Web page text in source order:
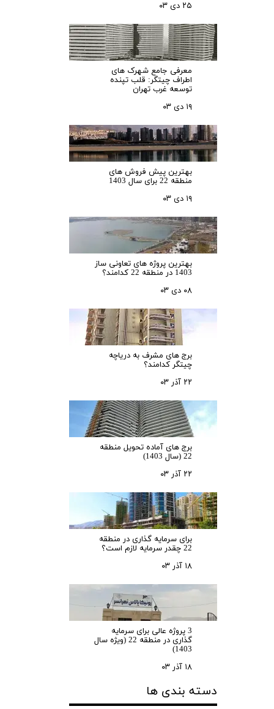
۲۵ دی ۰۳
معرفی جامع شهرک‌ های
اطراف چیتگر: قلب تپنده
توسعه غرب تهران
۱۹ دی ۰۳
بهترین پیش فروش های
منطقه 22 برای سال 1403
۱۹ دی ۰۳
بهترین پروژه های تعاونی ساز
1403 در منطقه 22 کدامند؟
۰۸ دی ۰۳
برج های مشرف به دریاچه
چیتگر کدامند؟
۲۲ آذر ۰۳
برج های آماده تحویل منطقه
22 (سال 1403)
۲۲ آذر ۰۳
برای سرمایه‌ گذاری در منطقه
22 چقدر سرمایه لازم است؟
۱۸ آذر ۰۳
3 پروژه عالی برای سرمایه
گذاری در منطقه 22 (ویژه سال
1403)
۱۸ آذر ۰۳
دسته بندی ها